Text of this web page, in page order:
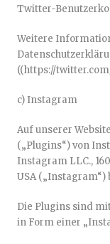
Twitter-
Weitere
((https://
c) Instagram
Auf unserer
(„Plugins“) von
Instagram LLC.,
USA
Die Plugins sind
in Form einer